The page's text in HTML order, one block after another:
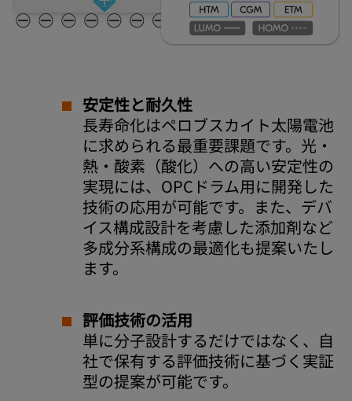
安定性と耐久性
長寿命化はペロブスカイト太陽電池
に求められる最重要課題です。光・
熱・酸素（酸化）への高い安定性の
実現には、OPCドラム用に開発した
技術の応用が可能です。また、デバ
イス構成設計を考慮した添加剤など
多成分系構成の最適化も提案いたし
ます。
評価技術の活用
単に分子設計するだけではなく、自
社で保有する評価技術に基づく実証
型の提案が可能です。